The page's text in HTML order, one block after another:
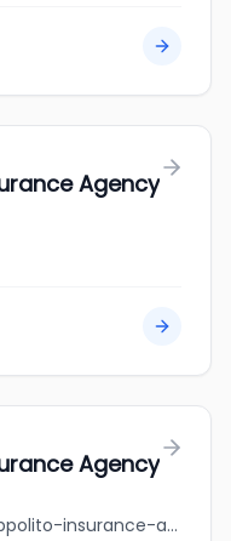
Agency
Agency
fantastic.unknown/lucas-ippolito-insurance-agency